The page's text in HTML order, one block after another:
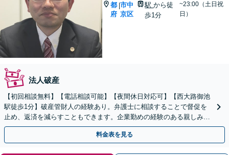
都
府
|市中
京区
駅から徒
歩1分
~23:00（土日祝
日）
法人破産
【初回相談無料】【電話相談可能】【夜間休日対応可】【西大路御池
駅徒歩1分】破産管財人の経験あり。弁護士に相談することで督促を
止め、返済を減らすこともできます。企業勤めの経験のある親しみや
すい弁護士です。お気軽にご相談ください。
料金表を見る